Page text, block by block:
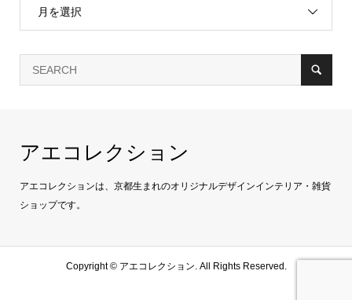
月を選択
アエコレクション
アエコレクションは、京都生まれのオリジナルデザインインテリア・雑貨
ショップです。
Copyright ©アエコレクション. All Rights Reserved.